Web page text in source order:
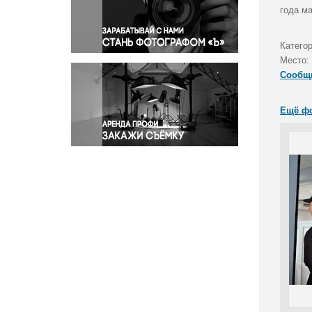
Правосудие
Происшествия и конфликты
Религия
Светская жизнь
Спорт
Экология
Экономика и бизнес
года
Место:
Ещё